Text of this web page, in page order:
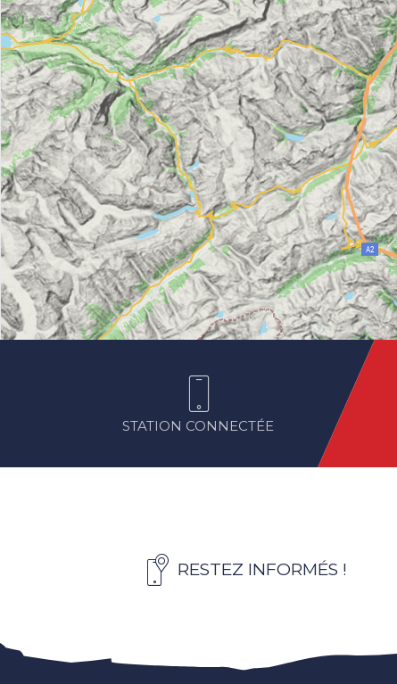
STATION CONNECTÉE
RESTEZ INFORMÉS !